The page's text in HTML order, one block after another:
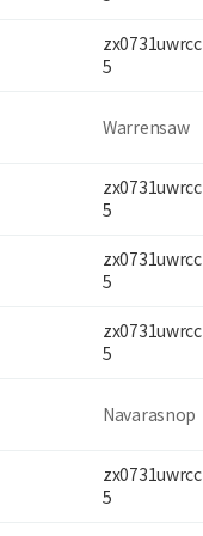
zx0731uwrcc
5
Warrensaw
zx0731uwrcc
5
zx0731uwrcc
5
zx0731uwrcc
5
Navarasnop
zx0731uwrcc
5